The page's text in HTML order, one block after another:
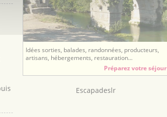
Idées sorties, balades, randonnées, producteurs,
artisans, hébergements, restauration...
Préparez votre séjour
Escapadeslr